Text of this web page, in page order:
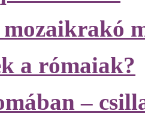
mozaikrakó
a rómaiak?
–